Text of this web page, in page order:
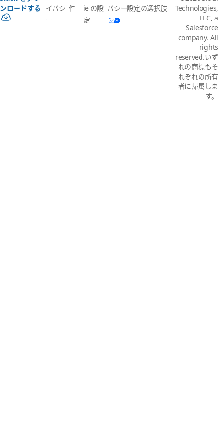
ンロードする
イバシ
ー
件
ie の設
定
バシー設定の選択肢
Technologies,
LLC, a
Salesforce
company. All
rights
reserved.いず
れの商標もそ
れぞれの所有
者に帰属しま
す。